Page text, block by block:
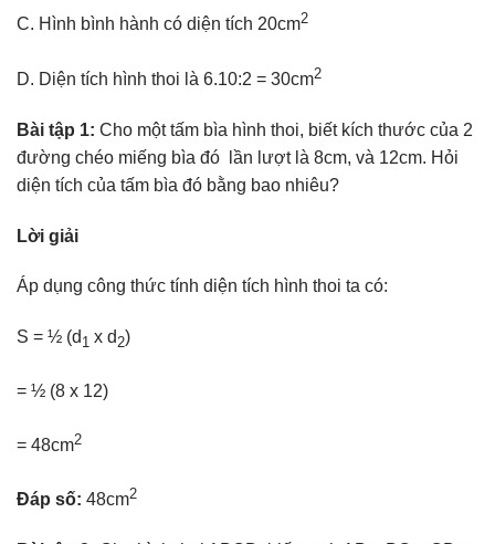
C. Hình bình hành có diện tích 20cm2
D. Diện tích hình thoi là 6.10:2 = 30cm2
Bài tập 1: Cho một tấm bìa hình thoi, biết kích thước của 2
đường chéo miếng bìa đó lần lượt là 8cm, và 12cm. Hỏi
diện tích của tấm bìa đó bằng bao nhiêu?
Lời giải
Áp dụng công thức tính diện tích hình thoi ta có:
S = ½ (d 1 x d2)
= ½ (8 x 12)
= 48cm2
Đáp số: 48cm2